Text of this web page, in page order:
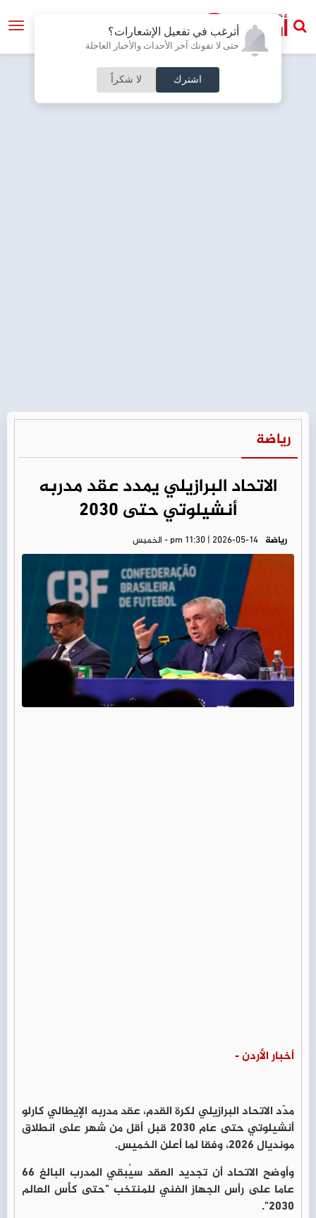
أترغب في تفعيل الإشعارات؟
حتى لا تفوتك آخر الأحداث والأخبار العاجلة
اشترك لا شكراً
رياضة
الاتحاد البرازيلي يمدد عقد مدربه
أنشيلوتي حتى 2030
رياضة pm 11:30 | 2026-05-14 - الخميس
أخبار الأردن -
مدّد الاتحاد البرازيلي لكرة القدم، عقد مدربه الإيطالي كارلو
أنشيلوتي حتى عام 2030 قبل أقل من شهر على انطلاق
مونديال 2026، وفقا لما أعلن الخميس.
وأوضح الاتحاد أن تجديد العقد سيُبقي المدرب البالغ 66
عاما على رأس الجهاز الفني للمنتخب "حتى كأس العالم
2030".